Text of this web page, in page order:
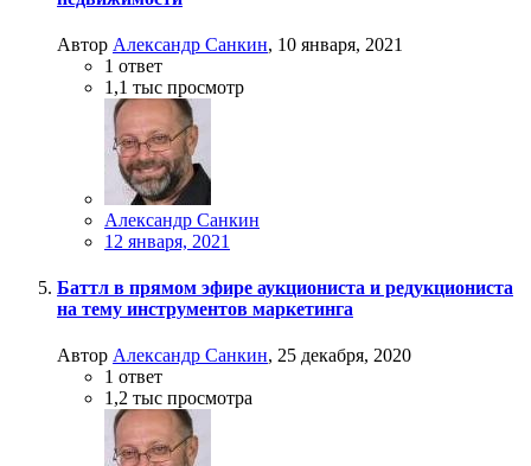
Автор Александр Санкин, 10 января, 2021
1 ответ
1,1 тыс просмотр
Александр Санкин
12 января, 2021
Баттл в прямом эфире аукциониста и редукциониста
на тему инструментов маркетинга
Автор Александр Санкин, 25 декабря, 2020
1 ответ
1,2 тыс просмотра